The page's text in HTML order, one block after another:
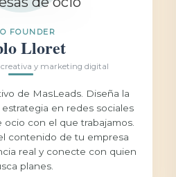
FOUNDER
Lloret
creativa y marketing digital
de MasLeads. Diseña la
en redes sociales
con el que trabajamos.
contenido de tu empresa
real y conecte con quien
planes.